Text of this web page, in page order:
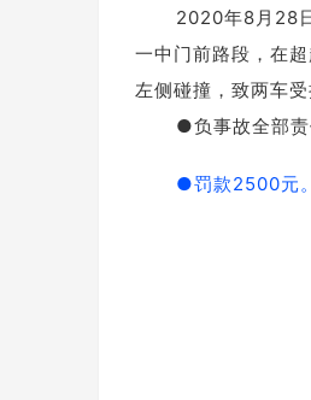
2020年8月28
一中门前路段，在
左侧碰撞，致两车
●负事故全部责
●罚款2500元。